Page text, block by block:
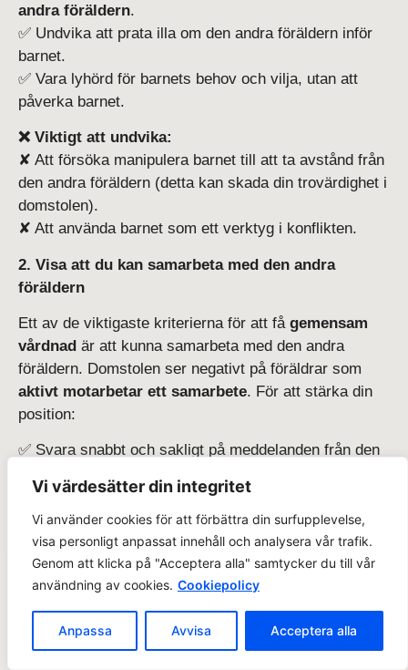
Vi värdesätter din integritet
Vi använder cookies för att förbättra din surfupplevelse,
visa personligt anpassat innehåll och analysera vår trafik.
Genom att klicka på "Acceptera alla" samtycker du till vår
användning av cookies. Cookiepolicy
Anpassa Avvisa Acceptera alla
andra föräldern.
✅ Undvika att prata illa om den andra föräldern inför
barnet.
✅ Vara lyhörd för barnets behov och vilja, utan att
påverka barnet.
❌ Viktigt att undvika:
✘ Att försöka manipulera barnet till att ta avstånd från
den andra föräldern (detta kan skada din trovärdighet i
domstolen).
✘ Att använda barnet som ett verktyg i konflikten.
2. Visa att du kan samarbeta med den andra
föräldern
Ett av de viktigaste kriterierna för att få gemensam
vårdnad är att kunna samarbeta med den andra
föräldern. Domstolen ser negativt på föräldrar som
aktivt motarbetar ett samarbete. För att stärka din
position:
✅ Svara snabbt och sakligt på meddelanden från den
✅ Försök lösa konflikter utanför domstolen genom
samarbetssamtal hos familjerätten.
✅ Dokumentera om den andra föräldern vägrar
samarbeta eller motarbetar umgänge.
✘ Att ignorera eller försvåra kommunikationen med
den andra föräldern.